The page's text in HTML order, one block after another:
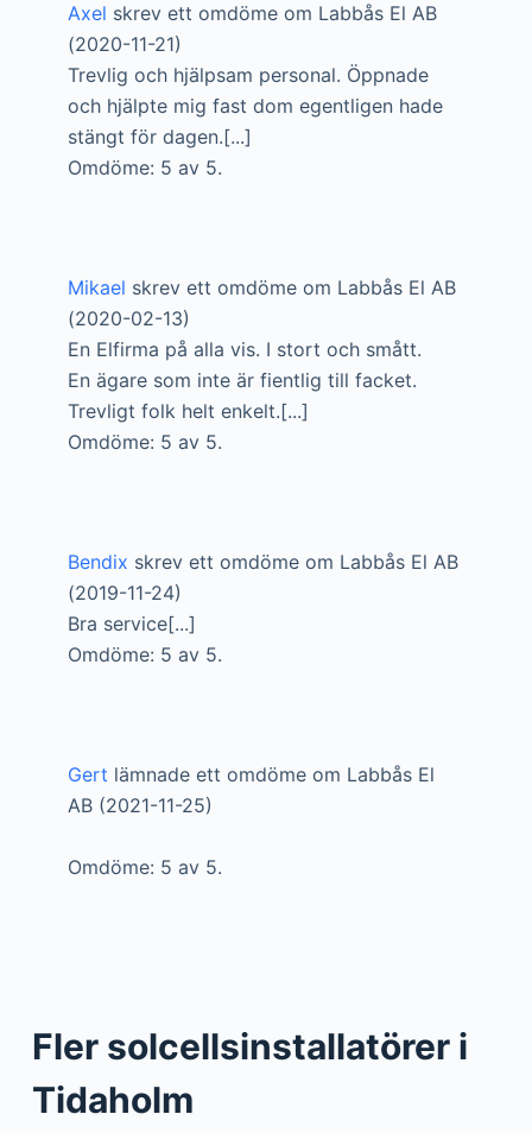
Axel skrev ett omdöme om Labbås El AB
(2020-11-21)
Trevlig och hjälpsam personal. Öppnade
och hjälpte mig fast dom egentligen hade
stängt för dagen.[...]
Omdöme: 5 av 5.
Mikael skrev ett omdöme om Labbås El AB
(2020-02-13)
En Elfirma på alla vis. I stort och smått.
En ägare som inte är fientlig till facket.
Trevligt folk helt enkelt.[...]
Omdöme: 5 av 5.
Bendix skrev ett omdöme om Labbås El AB
(2019-11-24)
Bra service[...]
Omdöme: 5 av 5.
Gert lämnade ett omdöme om Labbås El
AB (2021-11-25)
Omdöme: 5 av 5.
Fler solcellsinstallatörer i
Tidaholm